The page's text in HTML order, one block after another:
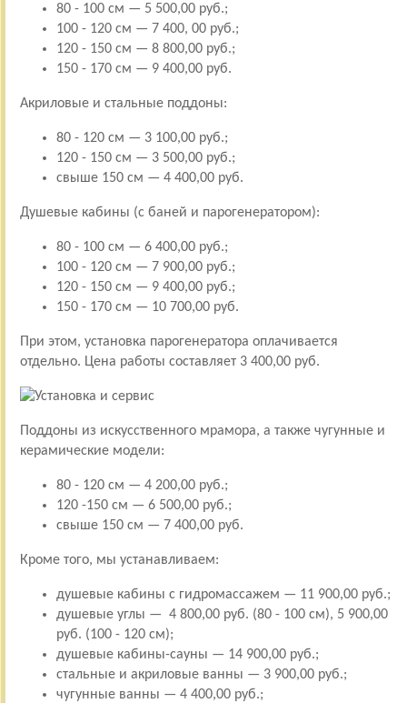
80 - 100 см — 5 500,00 руб.;
100 - 120 см — 7 400, 00 руб.;
120 - 150 см — 8 800,00 руб.;
150 - 170 см — 9 400,00 руб.
Акриловые и стальные поддоны:
80 - 120 см — 3 100,00 руб.;
120 - 150 см — 3 500,00 руб.;
свыше 150 см — 4 400,00 руб.
Душевые кабины (с баней и парогенератором):
80 - 100 см — 6 400,00 руб.;
100 - 120 см — 7 900,00 руб.;
120 - 150 см — 9 400,00 руб.;
150 - 170 см — 10 700,00 руб.
При этом, установка парогенератора оплачивается
отдельно. Цена работы составляет 3 400,00 руб.
Поддоны из искусственного мрамора, а также чугунные и
керамические модели:
80 - 120 см — 4 200,00 руб.;
120 -150 см — 6 500,00 руб.;
свыше 150 см — 7 400,00 руб.
Кроме того, мы устанавливаем:
душевые кабины с гидромассажем — 11 900,00 руб.;
душевые углы — 4 800,00 руб. (80 - 100 см), 5 900,00
руб. (100 - 120 см);
душевые кабины-сауны — 14 900,00 руб.;
стальные и акриловые ванны — 3 900,00 руб.;
чугунные ванны — 4 400,00 руб.;